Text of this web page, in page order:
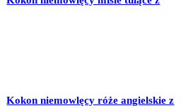
Kokon niemowlęcy róże angielskie z